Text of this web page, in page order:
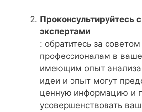
Проконсультируйтесь
экспертами
: обратитесь за советом
профессионалам в
имеющим опыт анализа
идеи и опыт могут
ценную информацию и
усовершенствовать